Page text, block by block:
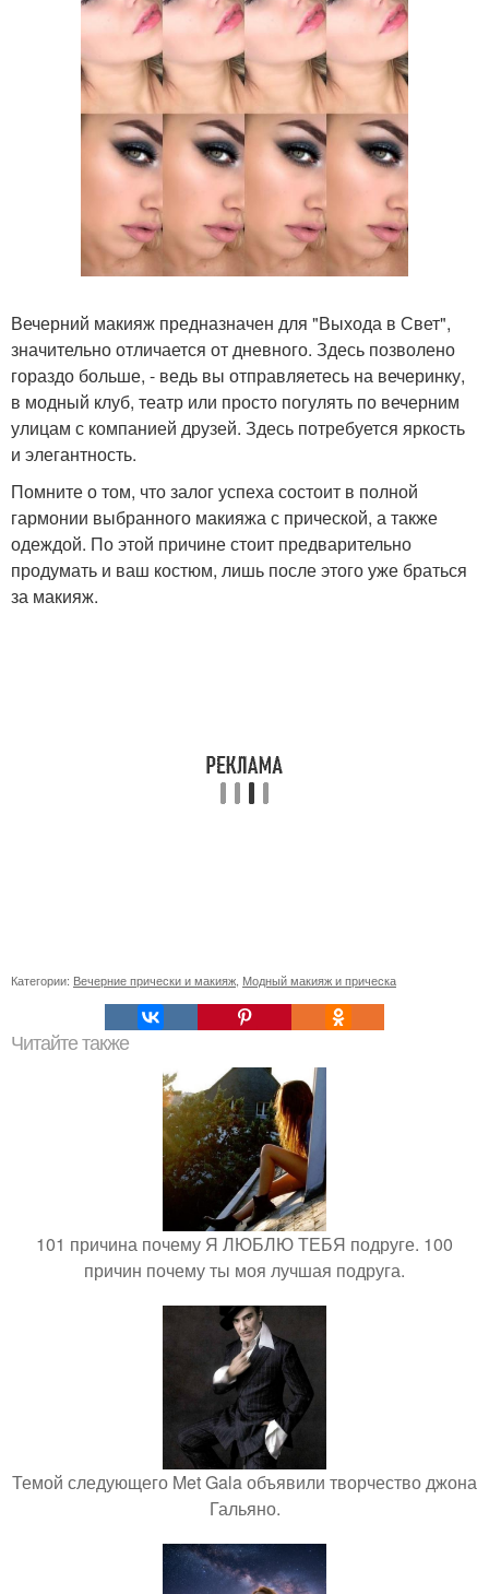
Вечерний макияж предназначен для "Выхода в Свет",
значительно отличается от дневного. Здесь позволено
гораздо больше, - ведь вы отправляетесь на вечеринку,
в модный клуб, театр или просто погулять по вечерним
улицам с компанией друзей. Здесь потребуется яркость
и элегантность.
Помните о том, что залог успеха состоит в полной
гармонии выбранного макияжа с прической, а также
одеждой. По этой причине стоит предварительно
продумать и ваш костюм, лишь после этого уже браться
за макияж.
Категории: Вечерние прически и макияж Модный макияж и прическа
Читайте также
101 причина почему Я ЛЮБЛЮ ТЕБЯ подруге. 100
причин почему ты моя лучшая подруга.
Темой следующего Met Gala объявили творчество джона
Гальяно.